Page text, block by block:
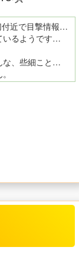
10/31 15：00頃岩沼市栄町２丁目の踏切付近で目撃情報お頂きました！！
けると幸いです！！情報提供、宜しくお願い致します。
宜しくお願い致します。